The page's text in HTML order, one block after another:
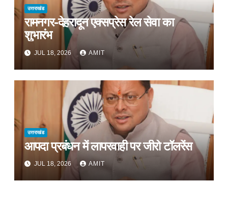
उत्तराखंड
रामनगर-देहरादून एक्सप्रेस रेल सेवा का
शुभारंभ
JUL 18, 2026 AMIT
उत्तराखंड
आपदा प्रबंधन में लापरवाही पर जीरो टॉलरेंस
JUL 18, 2026 AMIT